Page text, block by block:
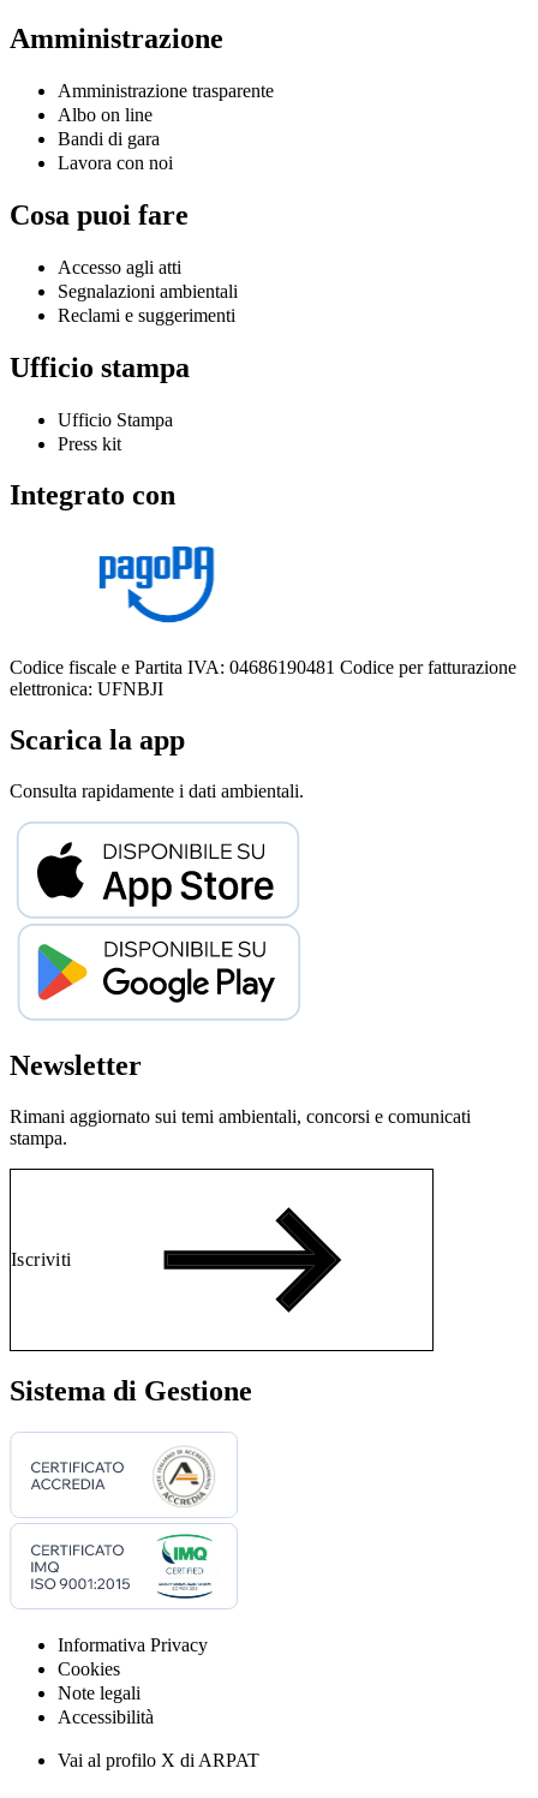
Amministrazione
Amministrazione trasparente
Albo on line
Bandi di gara
Lavora con noi
Cosa puoi fare
Accesso agli atti
Segnalazioni ambientali
Reclami e suggerimenti
Ufficio stampa
Ufficio Stampa
Press kit
Integrato con
Codice fiscale e Partita IVA: 04686190481 Codice per fatturazione
elettronica: UFNBJI
Scarica la app
Consulta rapidamente i dati ambientali.
Newsletter
Rimani aggiornato sui temi ambientali, concorsi e comunicati
stampa.
Iscriviti
Sistema di Gestione
Informativa Privacy
Cookies
Note legali
Accessibilità
Vai al profilo X di ARPAT